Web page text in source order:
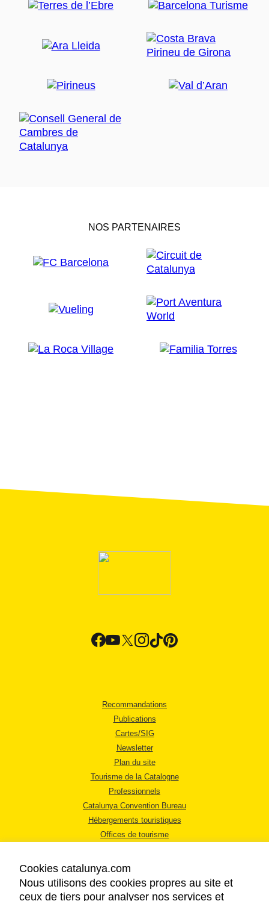
NOS PARTENAIRES
Recommandations
Publications
Cartes/SIG
Newsletter
Plan du site
Tourisme de la Catalogne
Professionnels
Catalunya Convention Bureau
Hébergements touristiques
Offices de tourisme
Cookies catalunya.com
Nous utilisons des cookies propres au site et
ceux de tiers pour analyser nos services et